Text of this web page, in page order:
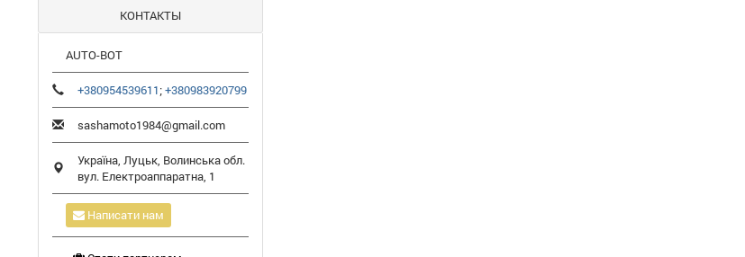
КОНТАКТЫ
AUTO-BOT
+380954539611;+380983920799
sashamoto1984@gmail.com
Україна, Луцьк, Волинська обл.
вул. Електроаппаратна, 1
Написати нам